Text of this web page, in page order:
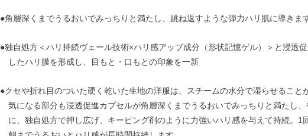
●角層深くまでうるおいでみっちりと満たし、跳ね返すような弾力ハリ肌に導きます
●独自処方＜ハリ持続ヴェール技術×ハリ感アップ成分（形状記憶ゲル）＞と浸透
したハリ膜を形成し、目もと・口もとの印象を一新
●クセや折れ目のついた硬く乾いた生地の洋服は、スチームの水分で湿らせること
気になる部分も浸透促進カプセルが角層深くまでうるおいでみっちりと満たし
に、独自処方で押し広げ、キーピング剤のように力強いハリ感を与えて持続。1